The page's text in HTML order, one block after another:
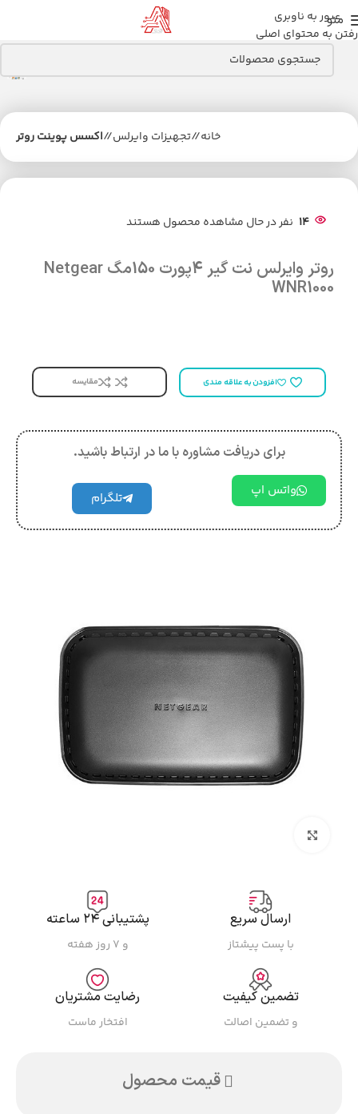
عبور به ناوبری
رفتن به محتوای اصلی
منو
خانه/تجهیزات وایرلس/ اکسس پوینت روتر
14 نفر در حال مشاهده محصول هستند
روتر وایرلس نت گیر 4پورت 150مگ Netgear
WNR1000
افزودن به علاقه مندی مقایسه
برای دریافت مشاوره با ما در ارتباط باشید.
واتس اپ تلگرام
ارسال سریع
با پست پیشتاز
پشتیبانی ۲۴ ساعته
و ۷ روز هفته
تضمین کیفیت
و تضمین اصالت
رضایت مشتریان
افتخار ماست
قیمت محصول